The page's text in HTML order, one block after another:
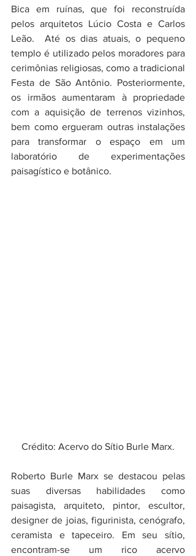
Bica em ruínas, que foi reconstruída
pelos arquitetos Lúcio Costa e Carlos
Leão.  Até os dias atuais, o pequeno
templo é utilizado pelos moradores para
cerimônias religiosas, como a tradicional
Festa de São Antônio. Posteriormente,
os irmãos aumentaram à propriedade
com a aquisição de terrenos vizinhos,
bem como ergueram outras instalações
para transformar o espaço em um
laboratório de experimentações
paisagístico e botânico.
Crédito: Acervo do Sítio Burle Marx.
Roberto Burle Marx se destacou pelas
suas diversas habilidades como
paisagista, arquiteto, pintor, escultor,
designer de joias, figurinista, cenógrafo,
ceramista e tapeceiro. Em seu sítio,
encontram-se um rico acervo